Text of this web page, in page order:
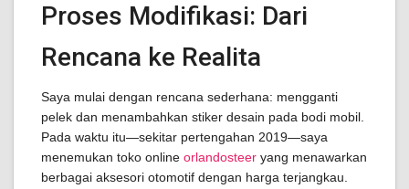
Proses Modifikasi: Dari
Rencana ke Realita
Saya mulai dengan rencana sederhana: mengganti
pelek dan menambahkan stiker desain pada bodi mobil.
Pada waktu itu—sekitar pertengahan 2019—saya
menemukan toko online orlandosteer yang menawarkan
berbagai aksesori otomotif dengan harga terjangkau.